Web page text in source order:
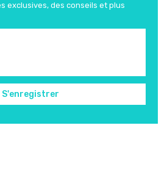
exclusives, des conseils et plus